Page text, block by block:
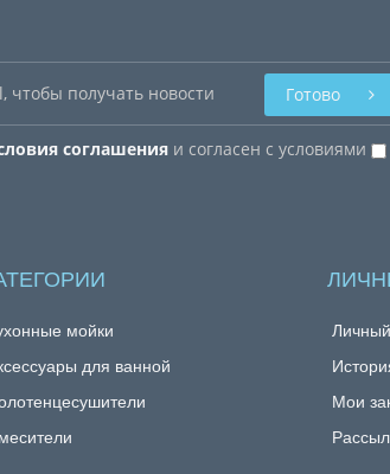
соглашенияи согласен с условиями
Готово
мойки
для ванной
Мои